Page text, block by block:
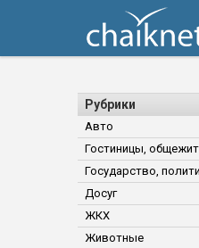
Рубрики
Авто
Гостиницы,
Государство,
Досуг
ЖКХ
Животные